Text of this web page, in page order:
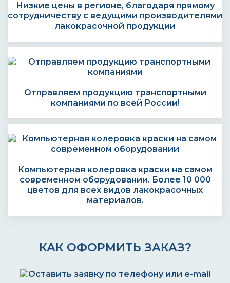
Низкие цены в регионе, благодаря прямому
сотрудничеству с ведущими производителями
лакокрасочной продукции
Отправляем продукцию транспортными
компаниями по всей России!
Компьютерная колеровка краски на самом
современном оборудовании. Более 10 000
цветов для всех видов лакокрасочных
материалов.
КАК ОФОРМИТЬ ЗАКАЗ?